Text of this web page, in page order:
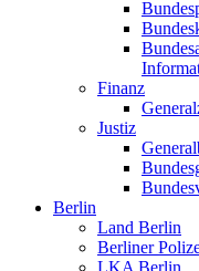
Finanz
Justiz
Berlin
Land Berlin
Berliner
LKA Berlin